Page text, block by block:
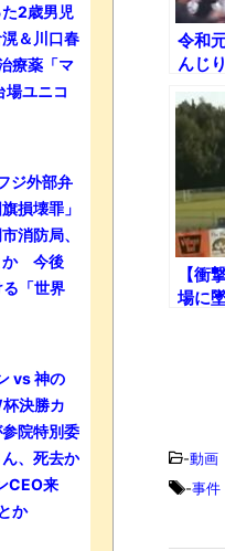
令和
んじ
【衝
場に
-動画
-事件
2歳男児
＆川口春
療薬「マ
ユニコ
ジ外部弁
損壊罪」
消防局、
か 今後
「世界
vs 神の
決勝カ
院特別委
、死去か
CEO来
か